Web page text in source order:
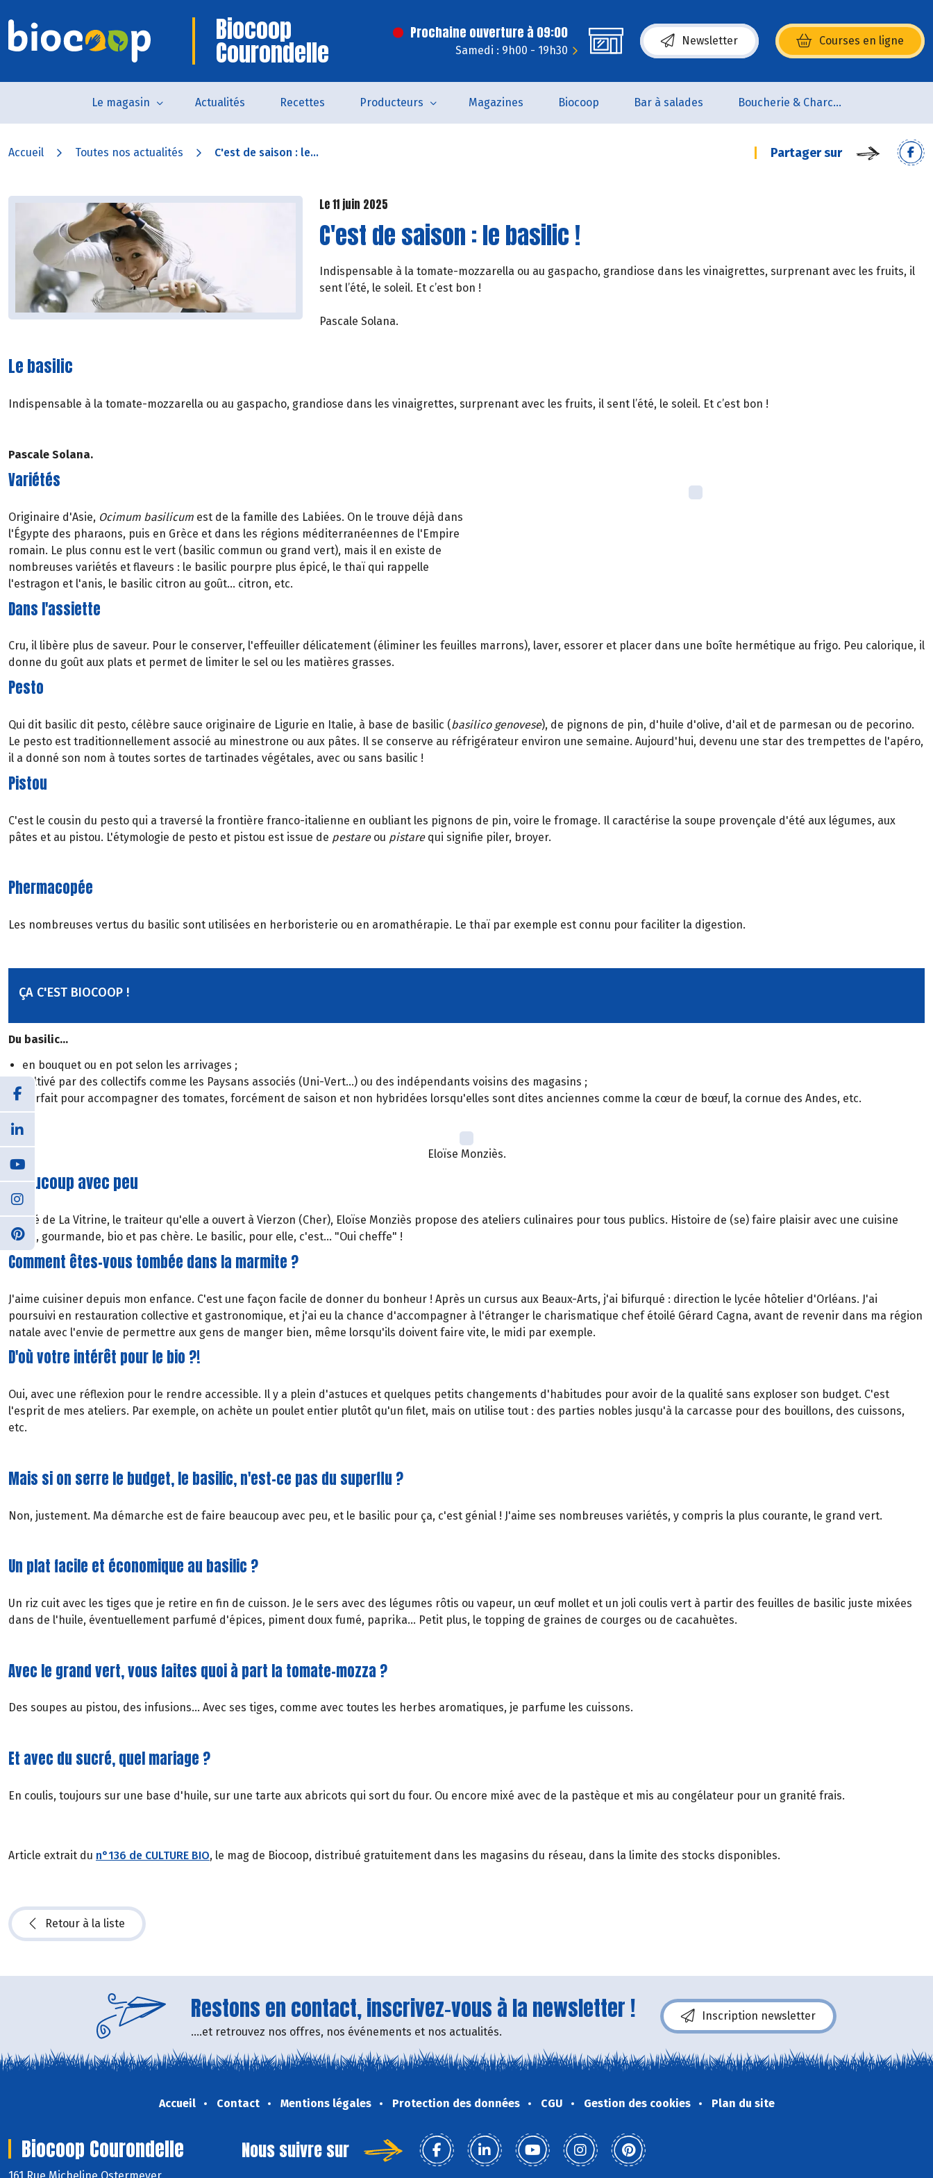
Biocoop
Courondelle
Prochaine ouverture à 09:00
Samedi : 9h00 - 19h30
Newsletter Courses en ligne
(s’ouvre dans une nouvelle fenêtre)
Le magasin Actualités Recettes Producteurs Magazines Biocoop Bar à salades Boucherie & Charcuterie
Accueil Toutes nos actualités C'est de saison : le... Partager sur
Le 11 juin 2025
C'est de saison : le basilic !
Indispensable à la tomate-mozzarella ou au gaspacho, grandiose dans les vinaigrettes, surprenant avec les fruits, il
sent l’été, le soleil. Et c’est bon !
Pascale Solana.
Le basilic
Indispensable à la tomate-mozzarella ou au gaspacho, grandiose dans les vinaigrettes, surprenant avec les fruits, il sent l’été, le soleil. Et c’est bon !
Pascale Solana.
Variétés
Originaire d'Asie, Ocimum basilicum est de la famille des Labiées. On le trouve déjà dans
l'Égypte des pharaons, puis en Grèce et dans les régions méditerranéennes de l'Empire
romain. Le plus connu est le vert (basilic commun ou grand vert), mais il en existe de
nombreuses variétés et flaveurs : le basilic pourpre plus épicé, le thaï qui rappelle
l'estragon et l'anis, le basilic citron au goût... citron, etc.
Dans l'assiette
Cru, il libère plus de saveur. Pour le conserver, l'effeuiller délicatement (éliminer les feuilles marrons), laver, essorer et placer dans une boîte hermétique au frigo. Peu calorique, il
donne du goût aux plats et permet de limiter le sel ou les matières grasses.
Pesto
Qui dit basilic dit pesto, célèbre sauce originaire de Ligurie en Italie, à base de basilic (basilico genovese), de pignons de pin, d'huile d'olive, d'ail et de parmesan ou de pecorino.
Le pesto est traditionnellement associé au minestrone ou aux pâtes. Il se conserve au réfrigérateur environ une semaine. Aujourd'hui, devenu une star des trempettes de l'apéro,
il a donné son nom à toutes sortes de tartinades végétales, avec ou sans basilic !
Pistou
C'est le cousin du pesto qui a traversé la frontière franco-italienne en oubliant les pignons de pin, voire le fromage. Il caractérise la soupe provençale d'été aux légumes, aux
pâtes et au pistou. L'étymologie de pesto et pistou est issue de pestare ou pistare qui signifie piler, broyer.
Phermacopée
Les nombreuses vertus du basilic sont utilisées en herboristerie ou en aromathérapie. Le thaï par exemple est connu pour faciliter la digestion.
ÇA C'EST BIOCOOP !
Du basilic...
en bouquet ou en pot selon les arrivages ;
cultivé par des collectifs comme les Paysans associés (Uni-Vert...) ou des indépendants voisins des magasins ;
parfait pour accompagner des tomates, forcément de saison et non hybridées lorsqu'elles sont dites anciennes comme la cœur de bœuf, la cornue des Andes, etc.
Eloïse Monziès.
Beaucoup avec peu
À côté de La Vitrine, le traiteur qu'elle a ouvert à Vierzon (Cher), Eloïse Monziès propose des ateliers culinaires pour tous publics. Histoire de (se) faire plaisir avec une cuisine
facile, gourmande, bio et pas chère. Le basilic, pour elle, c'est... "Oui cheffe" !
Comment êtes-vous tombée dans la marmite ?
J'aime cuisiner depuis mon enfance. C'est une façon facile de donner du bonheur ! Après un cursus aux Beaux-Arts, j'ai bifurqué : direction le lycée hôtelier d'Orléans. J'ai
poursuivi en restauration collective et gastronomique, et j'ai eu la chance d'accompagner à l'étranger le charismatique chef étoilé Gérard Cagna, avant de revenir dans ma région
natale avec l'envie de permettre aux gens de manger bien, même lorsqu'ils doivent faire vite, le midi par exemple.
D'où votre intérêt pour le bio ?!
Oui, avec une réflexion pour le rendre accessible. Il y a plein d'astuces et quelques petits changements d'habitudes pour avoir de la qualité sans exploser son budget. C'est
l'esprit de mes ateliers. Par exemple, on achète un poulet entier plutôt qu'un filet, mais on utilise tout : des parties nobles jusqu'à la carcasse pour des bouillons, des cuissons,
etc.
Mais si on serre le budget, le basilic, n'est-ce pas du superflu ?
Non, justement. Ma démarche est de faire beaucoup avec peu, et le basilic pour ça, c'est génial ! J'aime ses nombreuses variétés, y compris la plus courante, le grand vert.
Un plat facile et économique au basilic ?
Un riz cuit avec les tiges que je retire en fin de cuisson. Je le sers avec des légumes rôtis ou vapeur, un œuf mollet et un joli coulis vert à partir des feuilles de basilic juste mixées
dans de l'huile, éventuellement parfumé d'épices, piment doux fumé, paprika... Petit plus, le topping de graines de courges ou de cacahuètes.
Avec le grand vert, vous faites quoi à part la tomate-mozza ?
Des soupes au pistou, des infusions... Avec ses tiges, comme avec toutes les herbes aromatiques, je parfume les cuissons.
Et avec du sucré, quel mariage ?
En coulis, toujours sur une base d'huile, sur une tarte aux abricots qui sort du four. Ou encore mixé avec de la pastèque et mis au congélateur pour un granité frais.
Article extrait du n°136 de CULTURE BIO, le mag de Biocoop, distribué gratuitement dans les magasins du réseau, dans la limite des stocks disponibles.
Retour à la liste
Restons en contact, inscrivez-vous à la newsletter !
....et retrouvez nos offres, nos événements et nos actualités.
Inscription newsletter
Accueil Contact Mentions légales Protection des données CGU Gestion des cookies Plan du site
Biocoop Courondelle
161 Rue Micheline Ostermeyer
Nous suivre sur